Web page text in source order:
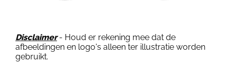
Disclaimer- Houd er rekening mee dat de
afbeeldingen en logo's alleen ter illustratie worden
gebruikt.